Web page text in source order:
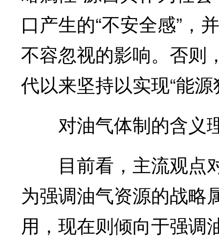
口产生的“不安全感”，
不容忽视的影响。否则
代以来坚持以实现“能
对油气体制的含义
目前看，主流观点
为强调油气资源的战略
用，现在则倾向于强调